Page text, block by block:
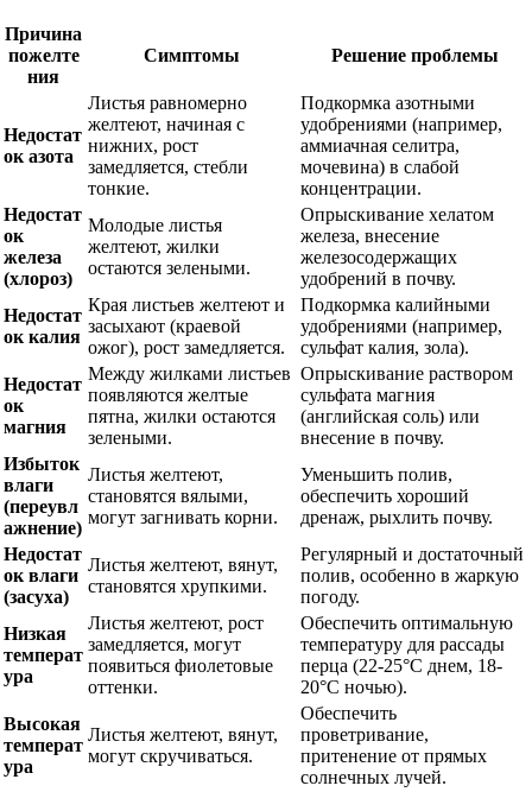
Причина
пожелте
ния
Симптомы Решение проблемы
Недостат
ок азота
Листья равномерно
желтеют, начиная с
нижних, рост
замедляется, стебли
тонкие.
Подкормка азотными
удобрениями (например,
аммиачная селитра,
мочевина) в слабой
концентрации.
Недостат
ок
железа
(хлороз)
Молодые листья
желтеют, жилки
остаются зелеными.
Опрыскивание хелатом
железа, внесение
железосодержащих
удобрений в почву.
Недостат
ок калия
Края листьев желтеют и
засыхают (краевой
ожог), рост замедляется.
Подкормка калийными
удобрениями (например,
сульфат калия, зола).
Недостат
ок
магния
Между жилками листьев
появляются желтые
пятна, жилки остаются
зелеными.
Опрыскивание раствором
сульфата магния
(английская соль) или
внесение в почву.
Избыток
влаги
(переувл
ажнение)
Листья желтеют,
становятся вялыми,
могут загнивать корни.
Уменьшить полив,
обеспечить хороший
дренаж, рыхлить почву.
Недостат
ок влаги
(засуха)
Листья желтеют, вянут,
становятся хрупкими.
Регулярный и достаточный
полив, особенно в жаркую
погоду.
Низкая
температ
ура
Листья желтеют, рост
замедляется, могут
появиться фиолетовые
оттенки.
Обеспечить оптимальную
температуру для рассады
перца (22-25°C днем, 18-
20°C ночью).
Высокая
температ
ура
Листья желтеют, вянут,
могут скручиваться.
Обеспечить
проветривание,
притенение от прямых
солнечных лучей.